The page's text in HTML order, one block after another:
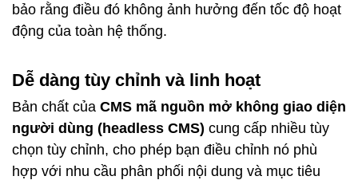
bảo rằng điều đó không ảnh hưởng đến tốc độ hoạt
động của toàn hệ thống.
Dễ dàng tùy chỉnh và linh hoạt
Bản chất của CMS mã nguồn mở không giao diện
người dùng (headless CMS) cung cấp nhiều tùy
chọn tùy chỉnh, cho phép bạn điều chỉnh nó phù
hợp với nhu cầu phân phối nội dung và mục tiêu